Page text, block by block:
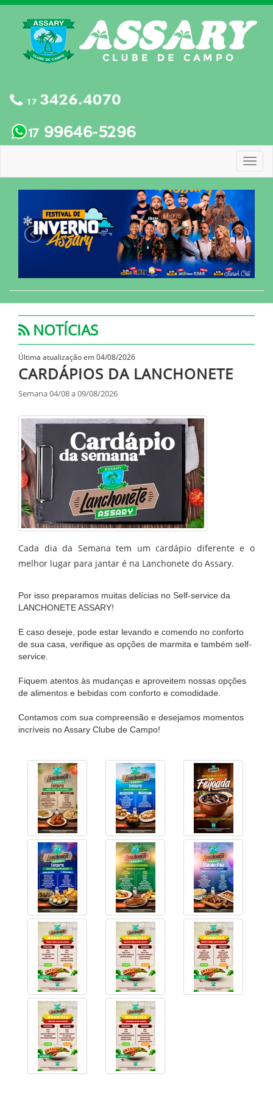
NOTÍCIAS
Última atualização em 04/08/2026
CARDÁPIOS DA LANCHONETE
Semana 04/08 a 09/08/2026
Cada dia da Semana tem um cardápio diferente e o
melhor lugar para jantar é na Lanchonete do Assary.
Por isso preparamos muitas delícias no Self-service da
LANCHONETE ASSARY!
E caso deseje, pode estar levando e comendo no conforto
de sua casa, verifique as opções de marmita e também self-
service.
Fiquem atentos às mudanças e aproveitem nossas opções
de alimentos e bebidas com conforto e comodidade.
Contamos com sua compreensão e desejamos momentos
incríveis no Assary Clube de Campo!